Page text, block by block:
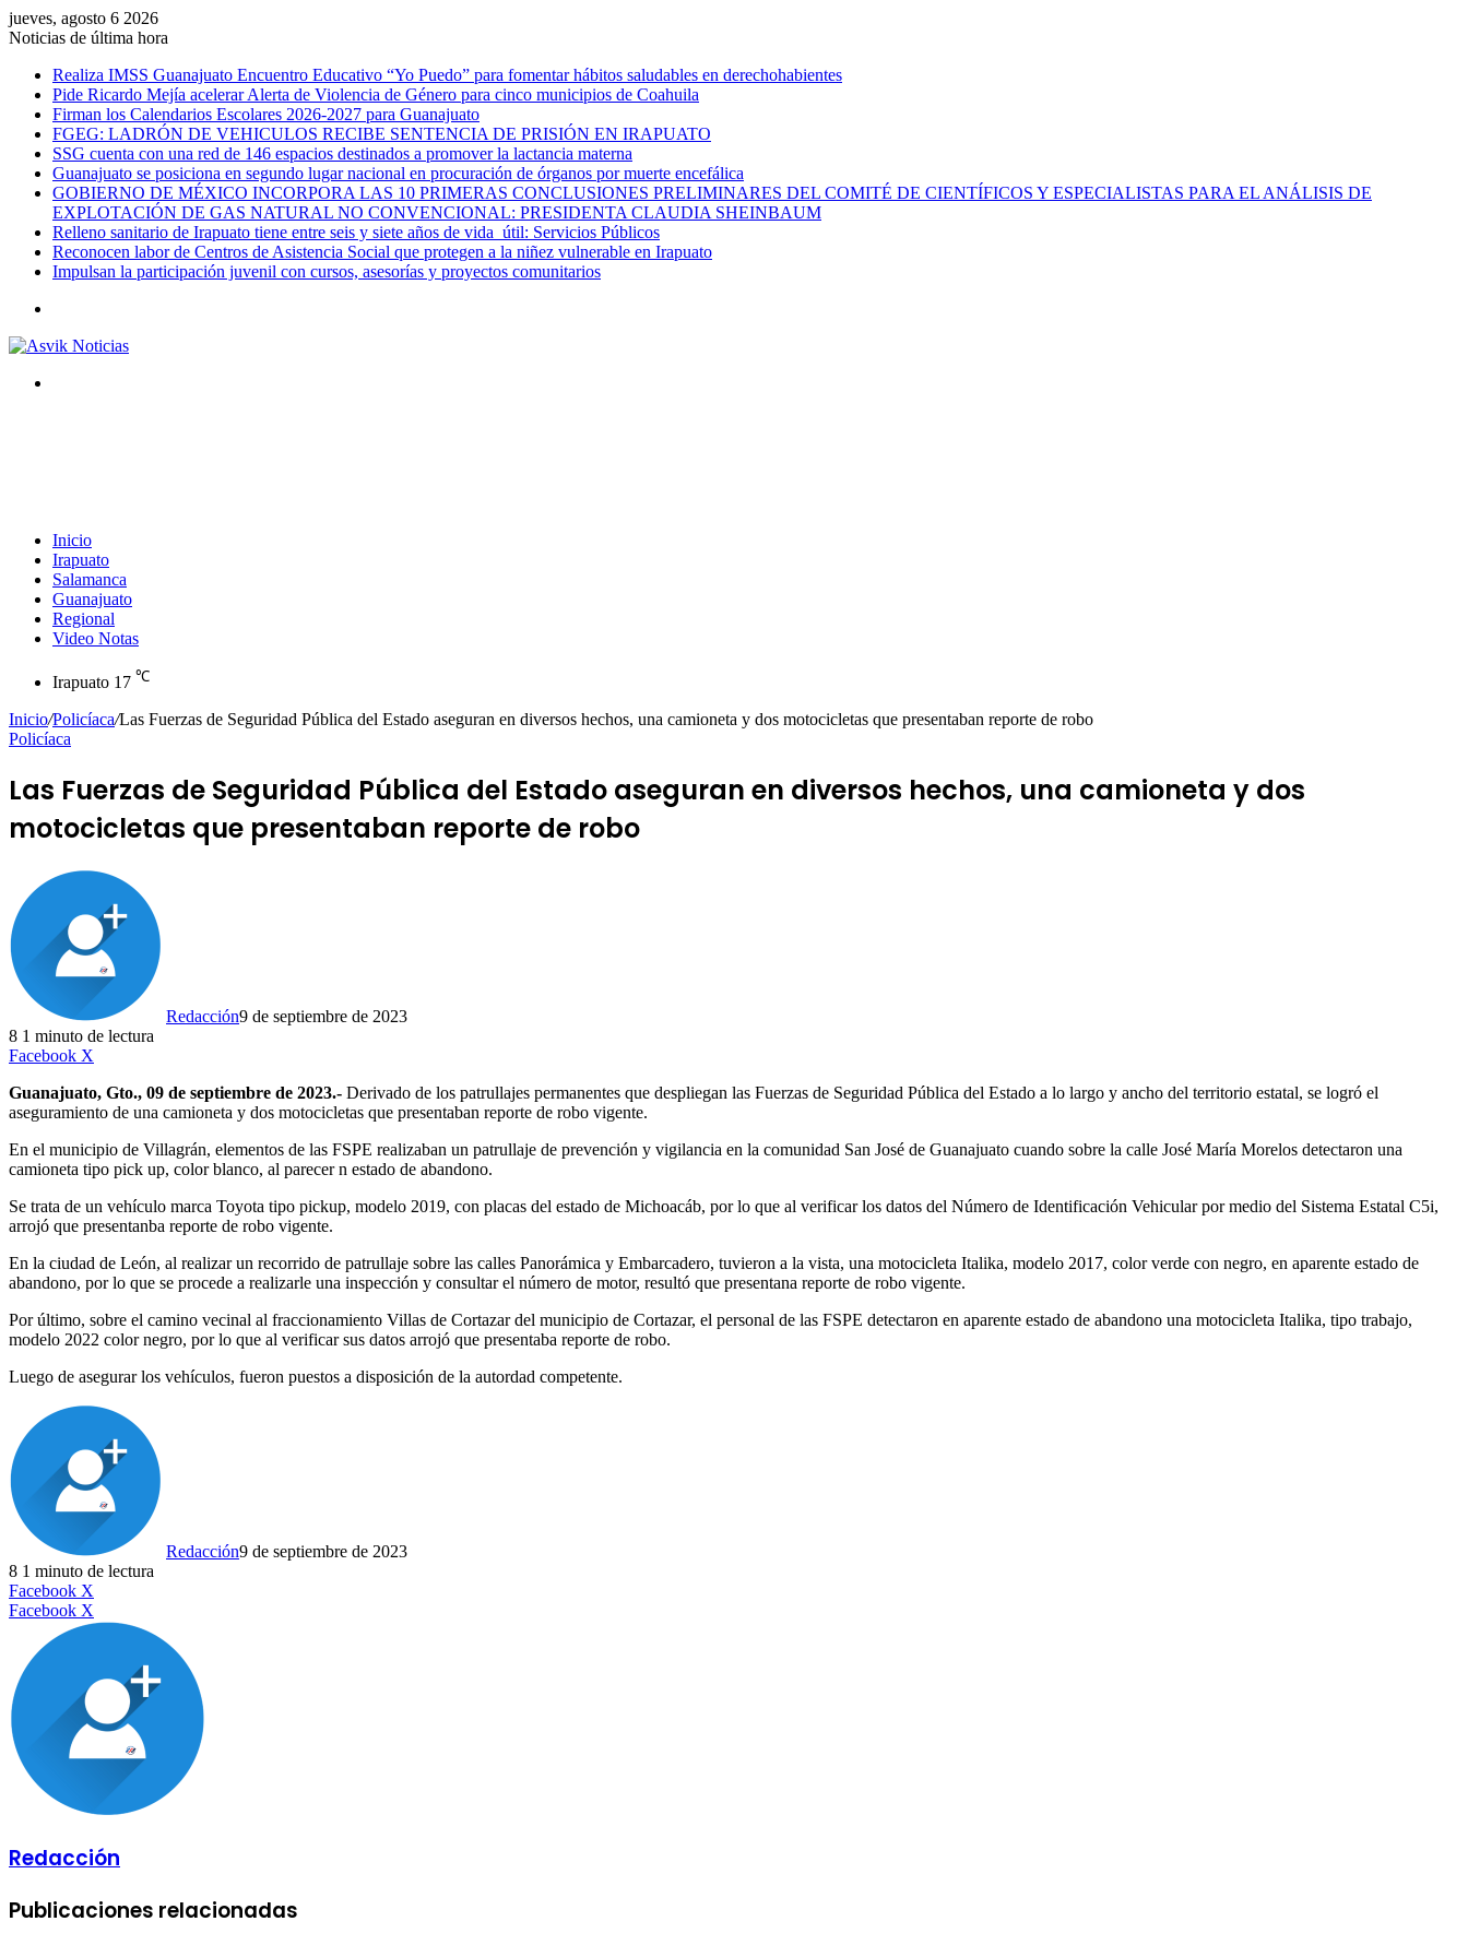
jueves, agosto 6 2026
Noticias de última hora
Realiza IMSS Guanajuato Encuentro Educativo “Yo Puedo” para fomentar hábitos saludables en derechohabientes
Pide Ricardo Mejía acelerar Alerta de Violencia de Género para cinco municipios de Coahuila
Firman los Calendarios Escolares 2026-2027 para Guanajuato
FGEG: LADRÓN DE VEHICULOS RECIBE SENTENCIA DE PRISIÓN EN IRAPUATO
SSG cuenta con una red de 146 espacios destinados a promover la lactancia materna
Guanajuato se posiciona en segundo lugar nacional en procuración de órganos por muerte encefálica
GOBIERNO DE MÉXICO INCORPORA LAS 10 PRIMERAS CONCLUSIONES PRELIMINARES DEL COMITÉ DE CIENTÍFICOS Y ESPECIALISTAS PARA EL ANÁLISIS DE
EXPLOTACIÓN DE GAS NATURAL NO CONVENCIONAL: PRESIDENTA CLAUDIA SHEINBAUM
Relleno sanitario de Irapuato tiene entre seis y siete años de vida útil: Servicios Públicos
Reconocen labor de Centros de Asistencia Social que protegen a la niñez vulnerable en Irapuato
Impulsan la participación juvenil con cursos, asesorías y proyectos comunitarios
Inicio
Irapuato
Salamanca
Guanajuato
Regional
Video Notas
Irapuato 17 ℃
Inicio/Policíaca/Las Fuerzas de Seguridad Pública del Estado aseguran en diversos hechos, una camioneta y dos motocicletas que presentaban reporte de robo
Policíaca
Las Fuerzas de Seguridad Pública del Estado aseguran en diversos hechos, una camioneta y dos
motocicletas que presentaban reporte de robo
Redacción9 de septiembre de 2023
8 1 minuto de lectura
Facebook X
Guanajuato, Gto., 09 de septiembre de 2023.- Derivado de los patrullajes permanentes que despliegan las Fuerzas de Seguridad Pública del Estado a lo largo y ancho del territorio estatal, se logró el
aseguramiento de una camioneta y dos motocicletas que presentaban reporte de robo vigente.
En el municipio de Villagrán, elementos de las FSPE realizaban un patrullaje de prevención y vigilancia en la comunidad San José de Guanajuato cuando sobre la calle José María Morelos detectaron una
camioneta tipo pick up, color blanco, al parecer n estado de abandono.
Se trata de un vehículo marca Toyota tipo pickup, modelo 2019, con placas del estado de Michoacáb, por lo que al verificar los datos del Número de Identificación Vehicular por medio del Sistema Estatal C5i,
arrojó que presentanba reporte de robo vigente.
En la ciudad de León, al realizar un recorrido de patrullaje sobre las calles Panorámica y Embarcadero, tuvieron a la vista, una motocicleta Italika, modelo 2017, color verde con negro, en aparente estado de
abandono, por lo que se procede a realizarle una inspección y consultar el número de motor, resultó que presentana reporte de robo vigente.
Por último, sobre el camino vecinal al fraccionamiento Villas de Cortazar del municipio de Cortazar, el personal de las FSPE detectaron en aparente estado de abandono una motocicleta Italika, tipo trabajo,
modelo 2022 color negro, por lo que al verificar sus datos arrojó que presentaba reporte de robo.
Luego de asegurar los vehículos, fueron puestos a disposición de la autordad competente.
Redacción9 de septiembre de 2023
8 1 minuto de lectura
Facebook X
Facebook X
por
electrónico
Redacción
Publicaciones relacionadas